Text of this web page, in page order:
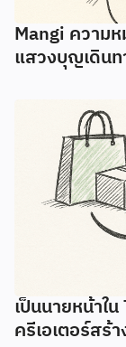
Mangi ความ
แสวงบุญเดินท
เป็นนายหน้า
ครีเอเตอร์สร้